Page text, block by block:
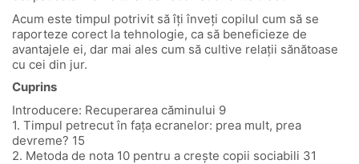
Acum este timpul potrivit să îți înveți copilul cum să se
raporteze corect la tehnologie, ca să beneficieze de
avantajele ei, dar mai ales cum să cultive relații sănătoase
cu cei din jur.
Cuprins
Introducere: Recuperarea căminului 9
1. Timpul petrecut în fața ecranelor: prea mult, prea
devreme? 15
2. Metoda de nota 10 pentru a crește copii sociabili 31